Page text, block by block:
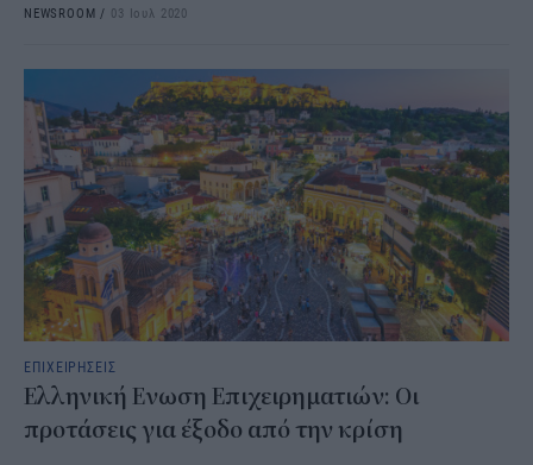
NEWSROOM / 03 Ιουλ 2020
ΕΠΙΧΕΙΡΗΣΕΙΣ
Ελληνική Ενωση Επιχειρηματιών: Οι
προτάσεις για έξοδο από την κρίση